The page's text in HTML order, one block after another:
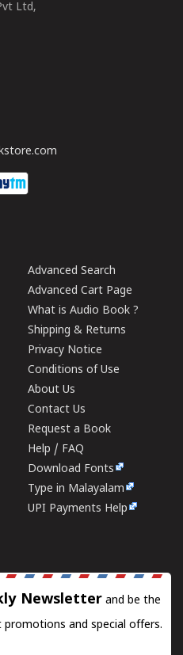
Ltd,
Advanced Search
Advanced Cart Page
What is Audio Book ?
Shipping & Returns
Privacy Notice
Conditions of Use
About Us
Contact Us
Request a Book
Help / FAQ
Download Fonts
Type in Malayalam
UPI Payments Help
Newsletter and be the
and special offers.